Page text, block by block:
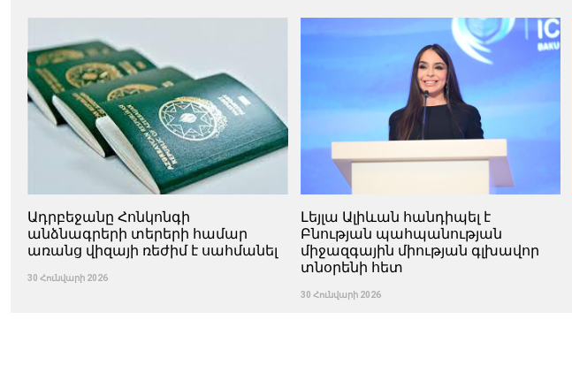
Ադրբեջանը Հոնկոնգի
անձնագրերի տերերի համար
առանց վիզայի ռեժիմ է սահմանել
30 Հունվարի 2026
Լեյլա Ալիևան հանդիպել է
Բնության պահպանության
միջազգային միության գլխավոր
տնօրենի հետ
30 Հունվարի 2026